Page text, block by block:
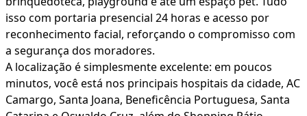
isso com portaria presencial 24 horas e acesso por
reconhecimento facial, reforçando o compromisso com
a segurança dos moradores.
A localização é simplesmente excelente: em poucos
minutos, você está nos principais hospitais da cidade, AC
Camargo, Santa Joana, Beneficência Portuguesa, Santa